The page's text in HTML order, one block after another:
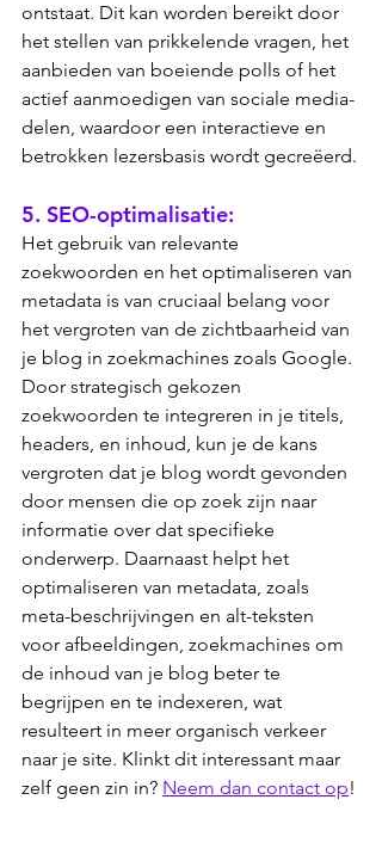
ontstaat. Dit kan worden bereikt door
het stellen van prikkelende vragen, het
aanbieden van boeiende polls of het
actief aanmoedigen van sociale media-
delen, waardoor een interactieve en
betrokken lezersbasis wordt gecreëerd.
5. SEO-optimalisatie:
Het gebruik van relevante
zoekwoorden en het optimaliseren van
metadata is van cruciaal belang voor
het vergroten van de zichtbaarheid van
je blog in zoekmachines zoals Google.
Door strategisch gekozen
zoekwoorden te integreren in je titels,
headers, en inhoud, kun je de kans
vergroten dat je blog wordt gevonden
door mensen die op zoek zijn naar
informatie over dat specifieke
onderwerp. Daarnaast helpt het
optimaliseren van metadata, zoals
meta-beschrijvingen en alt-teksten
voor afbeeldingen, zoekmachines om
de inhoud van je blog beter te
begrijpen en te indexeren, wat
resulteert in meer organisch verkeer
naar je site. Klinkt dit interessant maar
zelf geen zin in? Neem dan contact op!